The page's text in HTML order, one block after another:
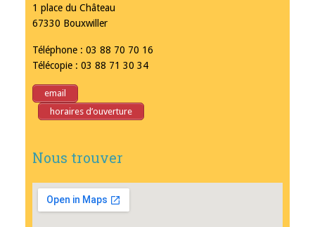
1 place du Château
67330 Bouxwiller
Téléphone : 03 88 70 70 16
Télécopie : 03 88 71 30 34
email
horaires d’ouverture
Nous trouver